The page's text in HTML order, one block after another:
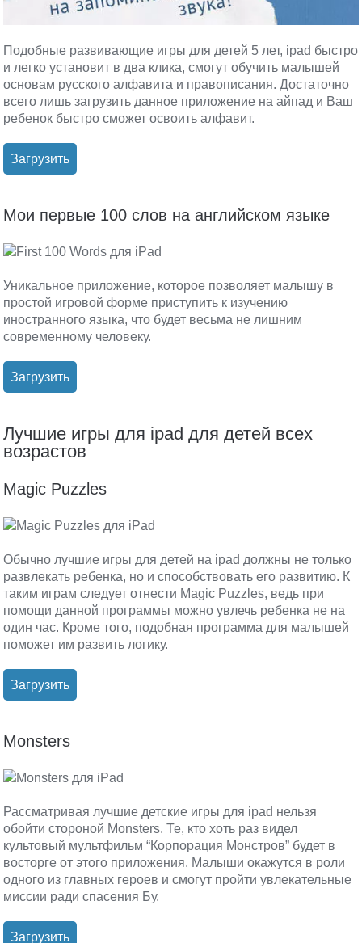
Подобные развивающие игры для детей 5 лет, ipad быстро
и легко установит в два клика, смогут обучить малышей
основам русского алфавита и правописания. Достаточно
всего лишь загрузить данное приложение на айпад и Ваш
ребенок быстро сможет освоить алфавит.
Загрузить
Мои первые 100 слов на английском языке
Уникальное приложение, которое позволяет малышу в
простой игровой форме приступить к изучению
иностранного языка, что будет весьма не лишним
современному человеку.
Загрузить
Лучшие игры для ipad для детей всех
возрастов
Magic Puzzles
Обычно лучшие игры для детей на ipad должны не только
развлекать ребенка, но и способствовать его развитию. К
таким играм следует отнести Magic Puzzles, ведь при
помощи данной программы можно увлечь ребенка не на
один час. Кроме того, подобная программа для малышей
поможет им развить логику.
Загрузить
Monsters
Рассматривая лучшие детские игры для ipad нельзя
обойти стороной Monsters. Те, кто хоть раз видел
культовый мультфильм “Корпорация Монстров” будет в
восторге от этого приложения. Малыши окажутся в роли
одного из главных героев и смогут пройти увлекательные
миссии ради спасения Бу.
Загрузить